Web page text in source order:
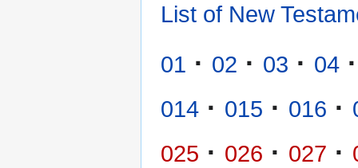
List of New
01 · 02 · 03 · 04 ·
014 · 015 · 016 ·
025 · 026 · 027 ·